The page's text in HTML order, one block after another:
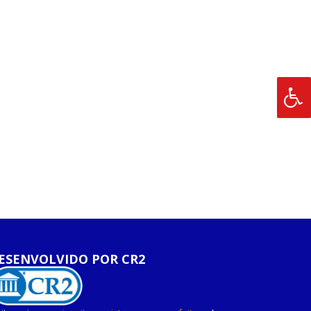
POR CR2